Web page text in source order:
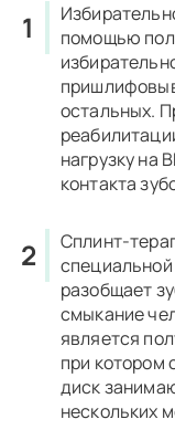
помощью
остальных.
нагрузку на
контакта
Сплинт-
разобщает
смыкание
является
при котором
диск
нескольких